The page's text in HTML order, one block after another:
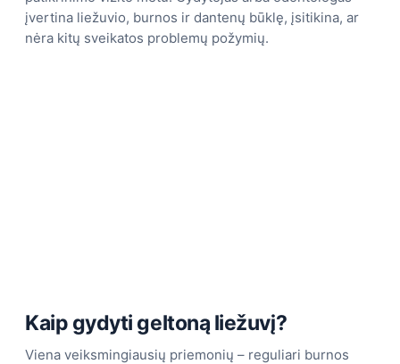
įvertina liežuvio, burnos ir dantenų būklę, įsitikina, ar
nėra kitų sveikatos problemų požymių.
Kaip gydyti geltoną liežuvį?
Viena veiksmingiausių priemonių – reguliari burnos